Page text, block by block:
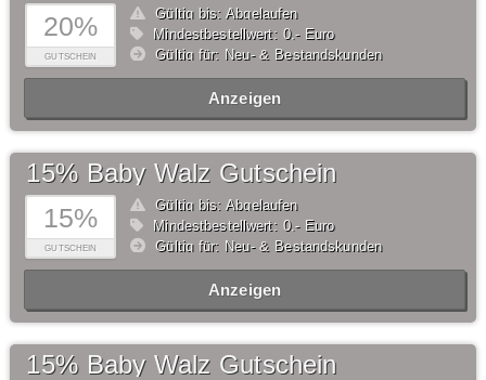
20%
GUTSCHEIN
Gültig bis: Abgelaufen
Mindestbestellwert: 0,- Euro
Gültig für: Neu- & Bestandskunden
Anzeigen
15%
GUTSCHEIN
15% Baby Walz Gutschein
Gültig bis: Abgelaufen
Mindestbestellwert: 0,- Euro
Gültig für: Neu- & Bestandskunden
Anzeigen
15% Baby Walz Gutschein